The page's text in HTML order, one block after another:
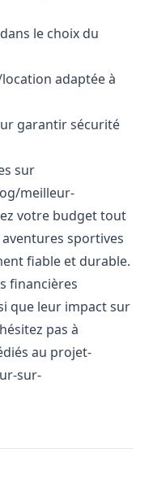
le choix du
adaptée à
garantir sécurité
sur
meilleur-
votre budget tout
sportives
fiable et durable.
financières
que leur impact sur
pas à
au projet-
sur-